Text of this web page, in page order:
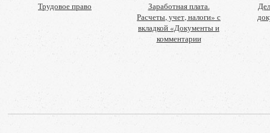
Трудовое право
Заработная плата.
Расчеты, учет, налоги» с
вкладкой «Документы и
комментарии